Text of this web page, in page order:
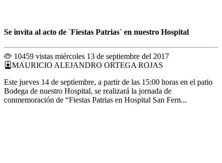
Se invita al acto de `Fiestas Patrias´ en nuestro Hospital
10459 vistas miércoles 13 de septiembre del 2017
MAURICIO ALEJANDRO ORTEGA ROJAS
Este jueves 14 de septiembre, a partir de las 15:00 horas en el patio
Bodega de nuestro Hospital, se realizará la jornada de
conmemoración de “Fiestas Patrias en Hospital San Fern...